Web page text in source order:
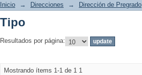
Inicio → Direcciones → Dirección de Pregrado
Tipo
Resultados por página:
Mostrando ítems 1-1 de 1 1